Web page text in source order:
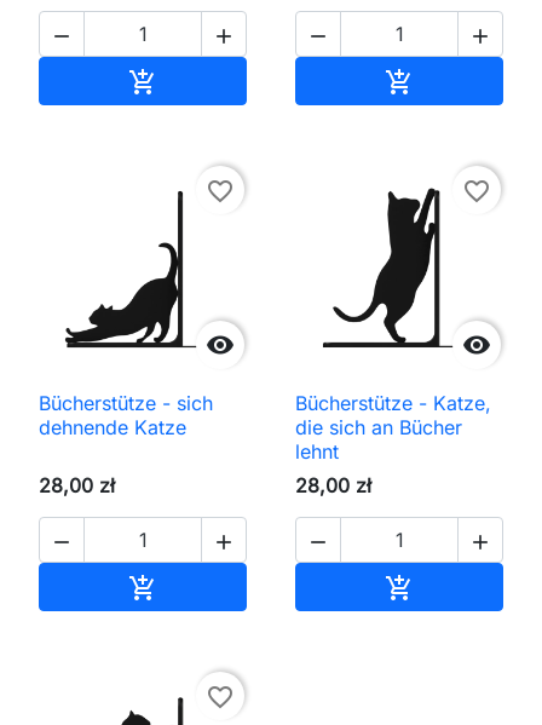
 

 


favorite_border
Bücherstütze - sich
dehnende Katze
28,00 zł
 


favorite_border
Bücherstütze - Katze,
die sich an Bücher
lehnt
28,00 zł
 

favorite_border